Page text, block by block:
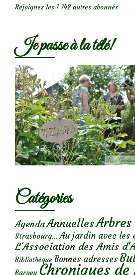
Rejoignez les 1 742 autres abonnés
Je passe à la télé!
Catégories
AgendaAnnuelles
Strasbourg... Au jardin avec les
L'Association des Amis
Bibliothèque Bonnes adresses
Barney Chroniques